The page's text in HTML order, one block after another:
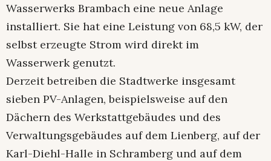
Wasserwerks Brambach eine neue Anlage
installiert. Sie hat eine Leistung von 68,5 kW, der
selbst erzeugte Strom wird direkt im
Wasserwerk genutzt.
Derzeit betreiben die Stadtwerke insgesamt
sieben PV-Anlagen, beispielsweise auf den
Dächern des Werkstattgebäudes und des
Verwaltungsgebäudes auf dem Lienberg, auf der
Karl-Diehl-Halle in Schramberg und auf dem